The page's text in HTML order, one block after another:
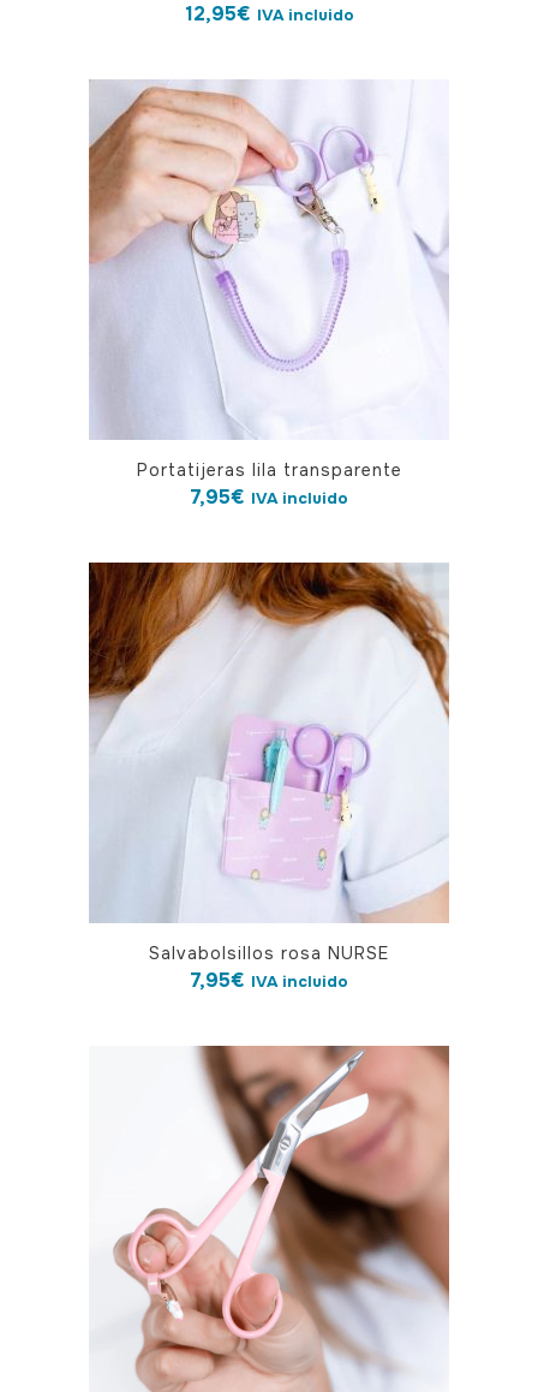
12,95€ IVA incluido
Portatijeras lila transparente
7,95€ IVA incluido
Salvabolsillos rosa NURSE
7,95€ IVA incluido